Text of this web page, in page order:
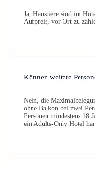
Ja, Haustiere sind im
Aufpreis, vor Ort zu
Können weitere
Nein, die
ohne Balkon bei zwei
Personen mindestens 18
ein Adults-Only Hotel